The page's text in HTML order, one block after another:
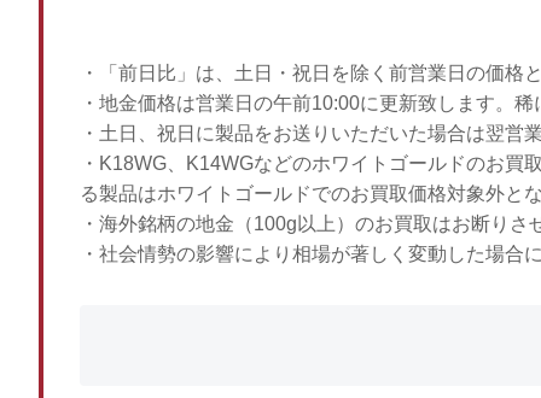
・「前日比」は、土日・祝日を除く前営業日の価格
・地金価格は営業日の午前10:00に更新致します。
・土日、祝日に製品をお送りいただいた場合は翌営
・K18WG、K14WGなどのホワイトゴールドのお
る製品はホワイトゴールドでのお買取価格対象外とな
・海外銘柄の地金（100g以上）のお買取はお断りさ
・社会情勢の影響により相場が著しく変動した場合